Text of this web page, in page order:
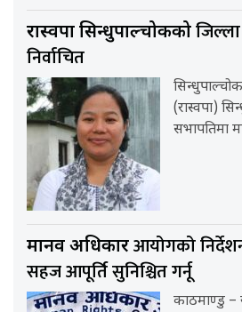
रास्वपा सिन्धुपाल्चोकको
निर्वाचित
सिन्धुपाल्चोक
(रास्वपा)
सभापतिमा
मानव अधिकारआयोगको
सहज आपूर्ति सुनिश्चित गर्नू
काठमाण्डु –